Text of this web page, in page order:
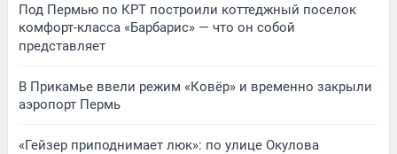
Под Пермью по КРТ построили коттеджный поселок
комфорт-класса «Барбарис» — что он собой
представляет
В Прикамье ввели режим «Ковёр» и временно закрыли
аэропорт Пермь
«Гейзер приподнимает люк»: по улице Окулова